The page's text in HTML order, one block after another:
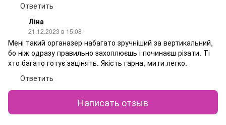
Ответить
Ліна
21.12.2023 в 15:08
Мені такий органазер набагато зручніший за вертикальний,
бо ніж одразу правильно захоплюєшь і починаєш різати. Ті
хто багато готує зацінять. Якість гарна, мити легко.
Ответить
Написать отзыв